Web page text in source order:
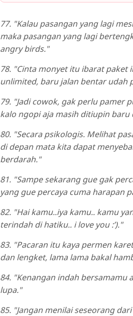
77. "Kalau pasangan yang lagi
maka pasangan yang lagi
angry birds."
78. "Cinta monyet itu ibarat paket
unlimited, baru jalan bentar udah
79. "Jadi cowok, gak perlu pamer
kalo ngopi aja masih ditiupin baru
80. "Secara psikologis. Melihat
di depan mata kita dapat
berdarah."
81. "Sampe sekarang gue gak
yang gue percaya cuma harapan
82. "Hai kamu..iya kamu.. kamu
terindah di hatiku.. i love you :’)."
83. "Pacaran itu kaya permen
dan lengket, lama lama bakal
84. "Kenangan indah bersamamu
lupa."
85. "Jangan menilai seseorang